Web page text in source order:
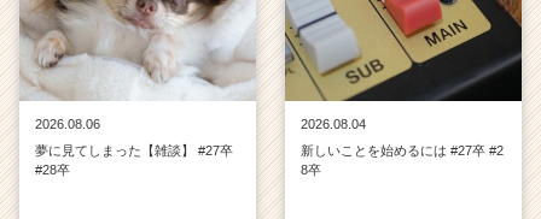
2026.08.06
夢に見てしまった【雑談】 #27卒
#28卒
2026.08.04
新しいことを始めるには #27卒 #2
8卒